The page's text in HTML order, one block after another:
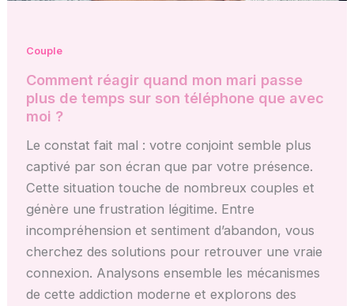
Couple
Comment réagir quand mon mari passe
plus de temps sur son téléphone que avec
moi ?
Le constat fait mal : votre conjoint semble plus
captivé par son écran que par votre présence.
Cette situation touche de nombreux couples et
génère une frustration légitime. Entre
incompréhension et sentiment d’abandon, vous
cherchez des solutions pour retrouver une vraie
connexion. Analysons ensemble les mécanismes
de cette addiction moderne et explorons des